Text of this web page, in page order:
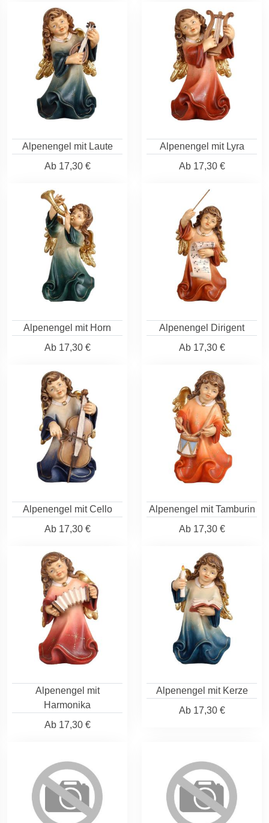
Alpenengel mit Laute
Ab17,30 €
Alpenengel mit Lyra
Ab17,30 €
Alpenengel mit Horn
Ab17,30 €
Alpenengel Dirigent
Ab17,30 €
Alpenengel mit Cello
Ab17,30 €
Alpenengel mit Tamburin
Ab17,30 €
Alpenengel mit
Harmonika
Ab17,30 €
Alpenengel mit Kerze
Ab17,30 €